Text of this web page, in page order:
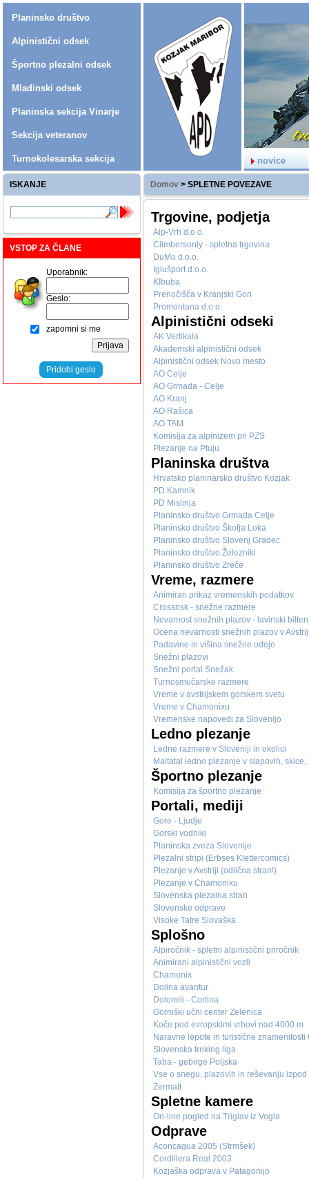
Planinsko društvo
Alpinistični odsek
Športno plezalni odsek
Mladinski odsek
Planinska sekcija Vinarje
Sekcija veteranov
Turnokolesarska sekcija novice
ISKANJE
VSTOP ZA ČLANE
Uporabnik:
Geslo:
zapomni si me
Pridobi geslo
Domov > SPLETNE POVEZAVE
Trgovine, podjetja
Alp-Vrh d.o.o.
Climbersonly - spletna trgovina
DuMo d.o.o.
Iglušport d.o.o.
KIbuba
Prenočišča v Kranjski Gori
Promontana d.o.o.
Alpinistični odseki
AK Vertikala
Akademski alpinistični odsek
Alpinistični odsek Novo mesto
AO Celje
AO Grmada - Celje
AO Kranj
AO Rašica
AO TAM
Komisija za alpinizem pri PZS
Plezanje na Ptuju
Planinska društva
Hrvatsko planinarsko društvo Kozjak
PD Kamnik
PD Mislinja
Planinsko društvo Grmada Celje
Planinsko društvo Škofja Loka
Planinsko društvo Slovenj Gradec
Planinsko društvo Železniki
Planinsko društvo Zreče
Vreme, razmere
Animiran prikaz vremenskih podatkov
Crossrisk - snežne razmere
Nevarnost snežnih plazov - lavinski bilten
Ocena nevarnosti snežnih plazov v
Padavine in višina snežne odeje
Snežni plazovi
Snežni portal Snežak
Turnosmučarske razmere
Vreme v avstrijskem gorskem svetu
Vreme v Chamonixu
Vremenske napovedi za Slovenijo
Ledno plezanje
Ledne razmere v Sloveniji in okolici
Maltatal ledno plezanje v slapovih,
Športno plezanje
Komisija za športno plezanje
Portali, mediji
Gore - Ljudje
Gorski vodniki
Planinska zveza Slovenije
Plezalni stripi (Erbses Klettercomics)
Plezanje v Avstriji (odlična stran!)
Plezanje v Chamonixu
Slovenska plezalna stran
Slovenske odprave
Visoke Tatre Slovaška
Splošno
Alpiročnik - spletni alpinistični priročnik
Animirani alpinistični vozli
Chamonix
Dolina avantur
Dolomiti - Cortina
Gorniški učni center Zelenica
Koče pod evropskimi vrhovi nad 4000 m
Naravne lepote in turistične znamenitosti
Slovenska treking liga
Tatra - gebirge Poljska
Vse o snegu, plazovih in reševanju izpod
Zermatt
Spletne kamere
On-line pogled na Triglav iz Vogla
Odprave
Aconcagua 2005 (Strmšek)
Cordillera Real 2003
Kozjaška odprava v Patagonijo